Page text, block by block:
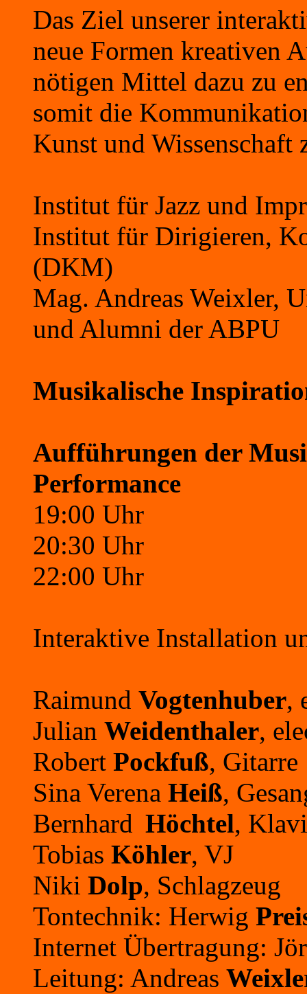
Das Ziel unserer
neue Formen kreativen
nötigen Mittel dazu zu
somit die
Kunst und Wissenschaft
Institut für Jazz und
Institut für Dirigieren,
(DKM)
Mag. Andreas Weixler,
und Alumni der ABPU
Musikalische
Aufführungen der
Performance
19:00 Uhr
20:30 Uhr
22:00 Uhr
Interaktive Installation
Raimund Vogtenhuber,
Julian Weidenthaler,
Robert Pockfuß, Gitarre
Sina Verena Heiß,
Bernhard Höchtel,
Tobias Köhler, VJ
Niki Dolp, Schlagzeug
Tontechnik: Herwig
Internet Übertragung:
Leitung: Andreas